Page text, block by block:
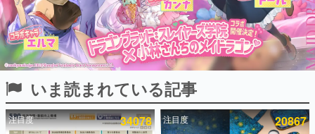
インタビュー
連載・特集一覧
殿堂入り記事
SNS拡散数が数千以上！ ページビュー数万以上！ などな
ど。多くの人々に読まれた、電ファミ渾身の“殿堂入り”記
事をまとめました。
いま読まれている記事
注目度 34078 注目度 20867